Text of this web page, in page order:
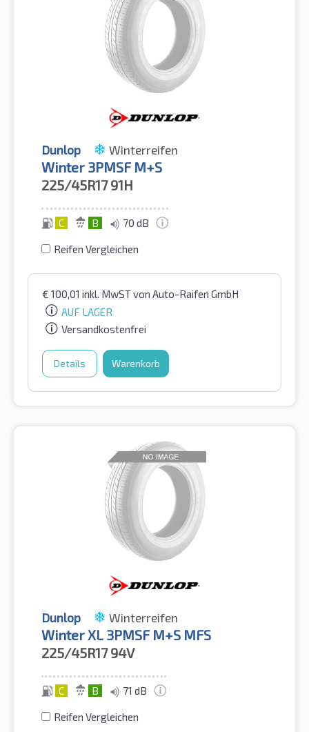
Dunlop Winterreifen
Winter 3PMSF M+S
225/45R17 91H
C B 70 dB
Reifen Vergleichen
€ 100,01 inkl. MwSTvon Auto-Raifen GmbH
AUF LAGER
Versandkostenfrei
Details Warenkorb
Dunlop Winterreifen
Winter XL 3PMSF M+S MFS
225/45R17 94V
C B 71 dB
Reifen Vergleichen